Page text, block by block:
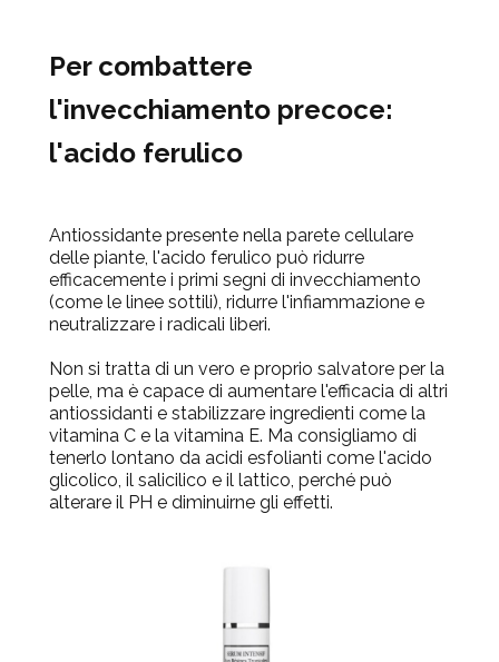
Per combattere
l'invecchiamento precoce:
l'acido ferulico
Antiossidante presente nella parete cellulare
delle piante, l'acido ferulico può ridurre
efficacemente i primi segni di invecchiamento
(come le linee sottili), ridurre l'infiammazione e
neutralizzare i radicali liberi.
Non si tratta di un vero e proprio salvatore per la
pelle, ma è capace di aumentare l'efficacia di altri
antiossidanti e stabilizzare ingredienti come la
vitamina C e la vitamina E. Ma consigliamo di
tenerlo lontano da acidi esfolianti come l'acido
glicolico, il salicilico e il lattico, perché può
alterare il PH e diminuirne gli effetti.